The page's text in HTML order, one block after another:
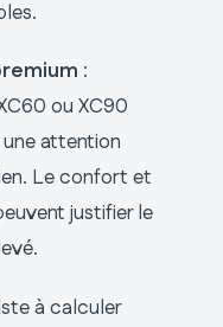
:
ou XC90
attention
Le confort et
justifier le
à calculer